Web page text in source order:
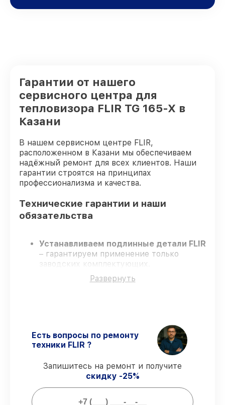
Гарантии от нашего
сервисного центра для
тепловизора FLIR TG 165-X в
Казани
В нашем сервисном центре FLIR,
расположенном в Казани мы обеспечиваем
надёжный ремонт для всех клиентов. Наши
гарантии строятся на принципах
профессионализма и качества.
Технические гарантии и наши
обязательства
Устанавливаем подлинные детали FLIR
– гарантируем применение только
заводских комплектующих.
Квалифицированные специалисты
проходят постоянное обучение, что
тепловизора FLIR TG 165-X без задержек.
Поддержка после ремонта – все
гарантийной поддержкой до 3 лет.
Мы гарантируем:
Развернуть
Есть вопросы по ремонту
техники FLIR ?
Запишитесь на ремонт и получите
скидку -25%